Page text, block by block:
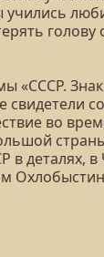
учились
голову
«СССР.
свидетели
во
в деталях,